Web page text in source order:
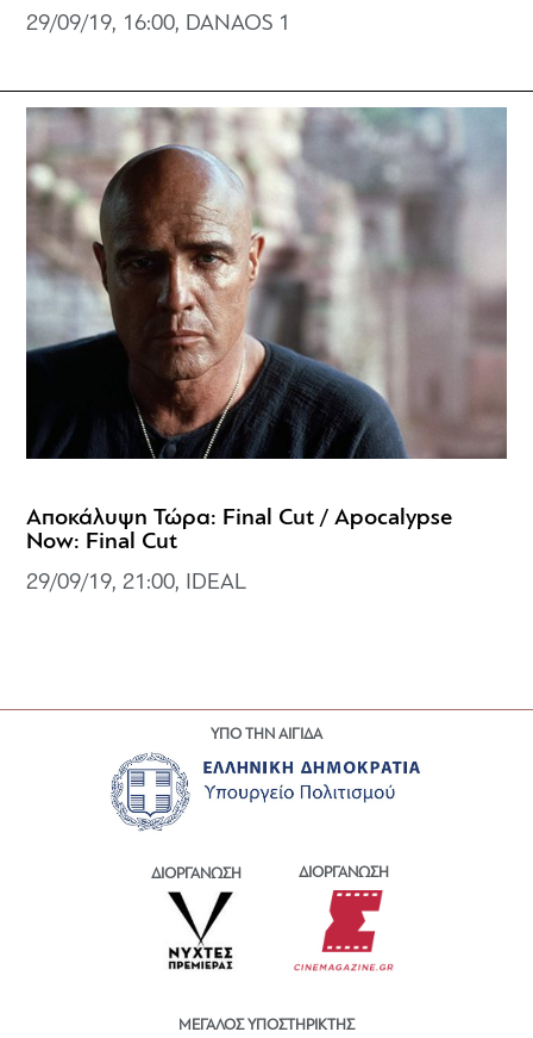
29/09/19, 16:00, DANAOS 1
Αποκάλυψη Τώρα: Final Cut / Apocalypse
Now: Final Cut
29/09/19, 21:00, IDEAL
ΥΠΟ ΤΗΝ ΑΙΓΙΔΑ
ΔΙΟΡΓΑΝΩΣΗ ΔΙΟΡΓΑΝΩΣΗ
ΜΕΓΑΛΟΣ ΥΠΟΣΤΗΡΙΚΤΗΣ